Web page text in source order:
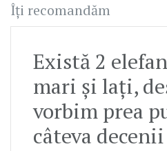
Îți recomandăm
Există 2
mari și lați,
vorbim prea
câteva decenii